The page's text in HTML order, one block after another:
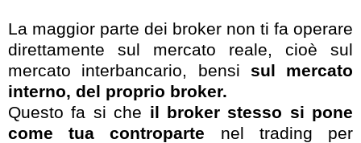
La maggior parte dei broker non ti fa operare
direttamente sul mercato reale, cioè sul
mercato interbancario, bensi sul mercato
interno, del proprio broker.
Questo fa si che il broker stesso si pone
come tua controparte nel trading per